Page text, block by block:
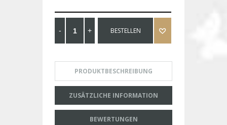
BESTELLEN
PRODUKTBESCHREIBUNG
ZUSÄTZLICHE INFORMATION
BEWERTUNGEN